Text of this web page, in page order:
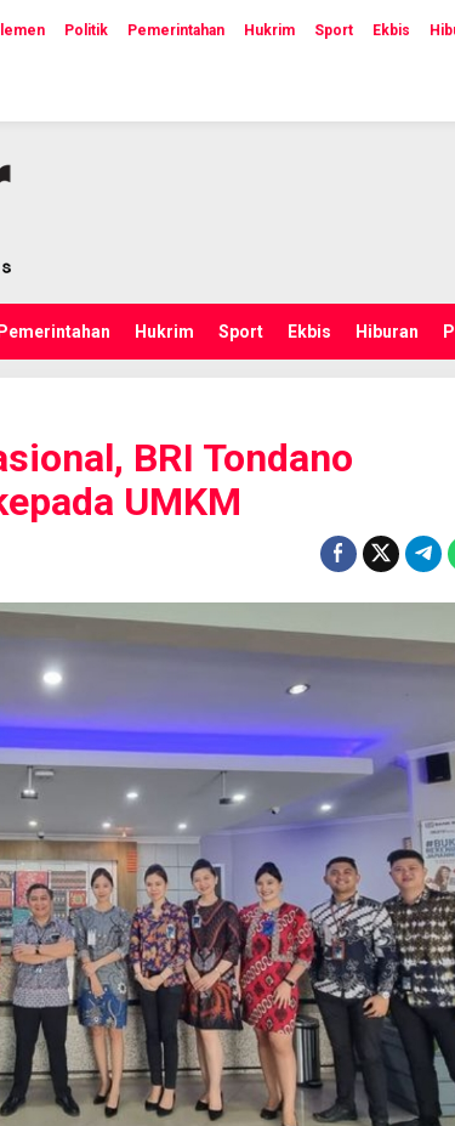
Politik Pemerintahan Hukrim Sport Ekbis
Pemerintahan Hukrim Sport Ekbis Hiburan
BRI Tondano
UMKM